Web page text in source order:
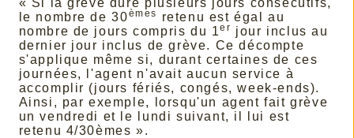
le nombre de 30èmes
retenu est égal au
nombre de jours compris du 1er jour inclus au
dernier jour inclus de grève. Ce décompte
s'applique même si, durant certaines de ces
journées, l'agent n'avait aucun service à
accomplir (jours fériés, congés, week-ends).
Ainsi, par exemple, lorsqu'un agent fait grève
un vendredi et le lundi suivant, il lui est
retenu 4/30èmes ».